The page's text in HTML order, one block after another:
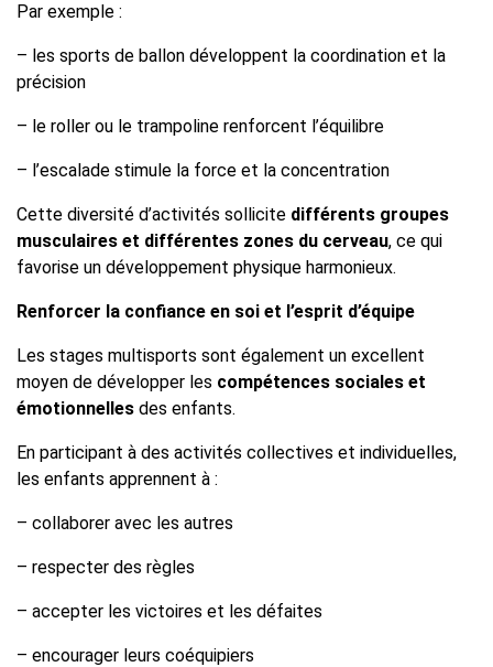
Par exemple :
– les sports de ballon développent la coordination et la
précision
– le roller ou le trampoline renforcent l’équilibre
– l’escalade stimule la force et la concentration
Cette diversité d’activités sollicite différents groupes
musculaires et différentes zones du cerveau, ce qui
favorise un développement physique harmonieux.
Renforcer la confiance en soi et l’esprit d’équipe
Les stages multisports sont également un excellent
moyen de développer les compétences sociales et
émotionnelles des enfants.
En participant à des activités collectives et individuelles,
les enfants apprennent à :
– collaborer avec les autres
– respecter des règles
– accepter les victoires et les défaites
– encourager leurs coéquipiers